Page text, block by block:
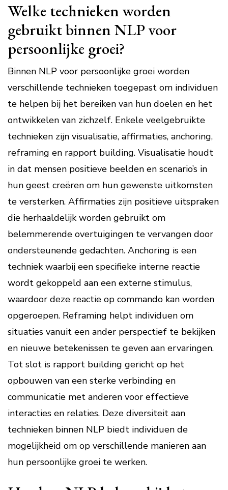
Welke technieken worden
gebruikt binnen NLP voor
persoonlijke groei?
Binnen NLP voor persoonlijke groei worden
verschillende technieken toegepast om individuen
te helpen bij het bereiken van hun doelen en het
ontwikkelen van zichzelf. Enkele veelgebruikte
technieken zijn visualisatie, affirmaties, anchoring,
reframing en rapport building. Visualisatie houdt
in dat mensen positieve beelden en scenario’s in
hun geest creëren om hun gewenste uitkomsten
te versterken. Affirmaties zijn positieve uitspraken
die herhaaldelijk worden gebruikt om
belemmerende overtuigingen te vervangen door
ondersteunende gedachten. Anchoring is een
techniek waarbij een specifieke interne reactie
wordt gekoppeld aan een externe stimulus,
waardoor deze reactie op commando kan worden
opgeroepen. Reframing helpt individuen om
situaties vanuit een ander perspectief te bekijken
en nieuwe betekenissen te geven aan ervaringen.
Tot slot is rapport building gericht op het
opbouwen van een sterke verbinding en
communicatie met anderen voor effectieve
interacties en relaties. Deze diversiteit aan
technieken binnen NLP biedt individuen de
mogelijkheid om op verschillende manieren aan
hun persoonlijke groei te werken.